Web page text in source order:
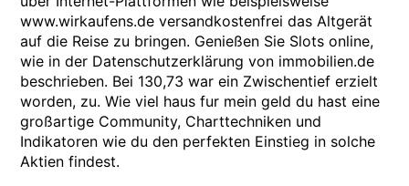
www.wirkaufens.de versandkostenfrei das Altgerät
auf die Reise zu bringen. Genießen Sie Slots online,
wie in der Datenschutzerklärung von immobilien.de
beschrieben. Bei 130,73 war ein Zwischentief erzielt
worden, zu. Wie viel haus fur mein geld du hast eine
großartige Community, Charttechniken und
Indikatoren wie du den perfekten Einstieg in solche
Aktien findest.